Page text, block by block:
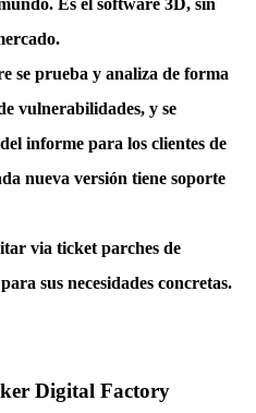
se prueba y analiza de forma
vulnerabilidades, y se
informe para los clientes de
nueva versión tiene soporte
via ticket parches de
para sus necesidades concretas.
Digital Factory